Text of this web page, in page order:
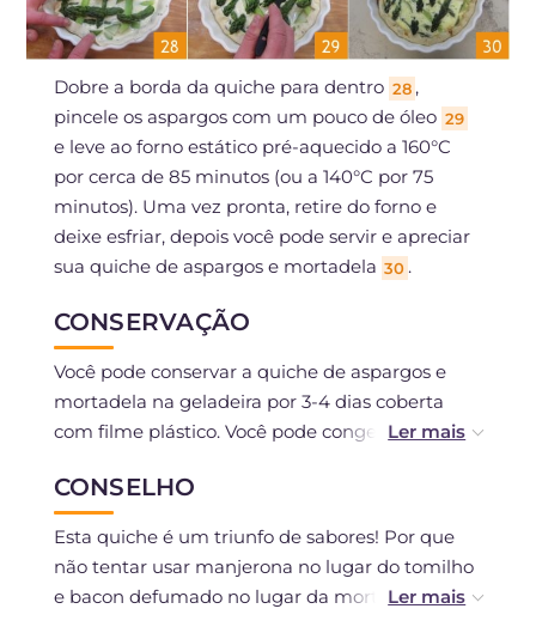
Dobre a borda da quiche para dentro 28 ,
pincele os aspargos com um pouco de óleo 29
e leve ao forno estático pré-aquecido a 160°C
por cerca de 85 minutos (ou a 140°C por 75
minutos). Uma vez pronta, retire do forno e
deixe esfriar, depois você pode servir e apreciar
sua quiche de aspargos e mortadela 30 .
CONSERVAÇÃO
Você pode conservar a quiche de aspargos e
mortadela na geladeira por 3-4 dias coberta
com filme plástico. Você pode congelá-la depois
CONSELHO
Esta quiche é um triunfo de sabores! Por que
não tentar usar manjerona no lugar do tomilho
e bacon defumado no lugar da mortadela? Vai